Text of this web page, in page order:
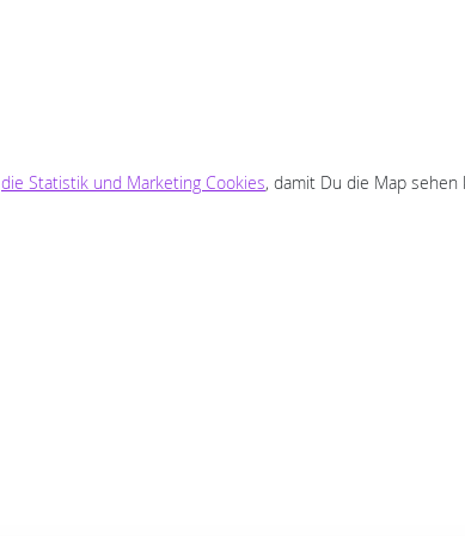
die Statistik und Marketing Cookies, damit Du die Map sehen